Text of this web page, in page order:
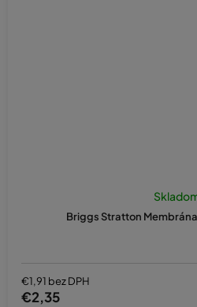
Briggs Stratton
€1,91 bez DPH
€2,35